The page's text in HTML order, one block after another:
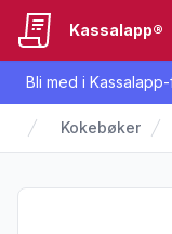
Bli med i
Kassalapp®
Kokebøker